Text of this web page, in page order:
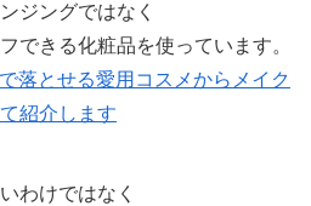
ジングではなく
できる化粧品を使っています。
落とせる愛用コスメからメイク
紹介します
わけではなく